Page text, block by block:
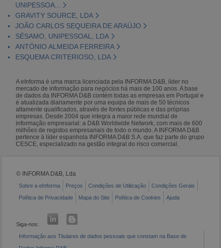
UNIPESSOA...
GRAVITY SOURCE, LDA
JOÃO CARLOS SEQUEIRA DE ARAÚJO
SÉSAMO, UNIPESSOAL, LDA
ANTÓNIO ALMEIDA FERREIRA
ESQUEMA CRITERIOSO, LDA
A eInforma é uma marca licenciada pela INFORMA D&B, líder no
mercado de informação para negócios há mais de 100 anos. A base
de dados da INFORMA D&B contém todas as empresas em Portugal e
é atualizada diariamente por uma equipa de mais de 50 técnicos
altamente qualificados, através de fontes públicas e das próprias
empresas. Desde 2004 que integra a maior rede mundial de
informação empresarial: a D&B Worldwide Network, com mais de 600
milhões de registos empresariais de todo o mundo. A INFORMA D&B
pertence à líder espanhola INFORMA D&B S.A. que faz parte do grupo
CESCE, especializado na gestão integral do risco comercial.
© INFORMA D&B, Lda
Sobre a eInforma Preços Condições de Utilização
Condições Gerais
Política de Privacidade
Mapa do Site Política de Cookies Ajuda
Siga-nos:
Informação aos Titulares de dados pessoais que constam na Base de